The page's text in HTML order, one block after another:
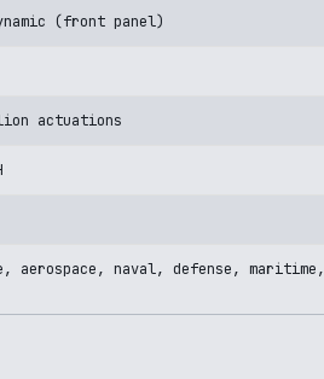
(front panel)
actuations
aerospace, naval, defense,